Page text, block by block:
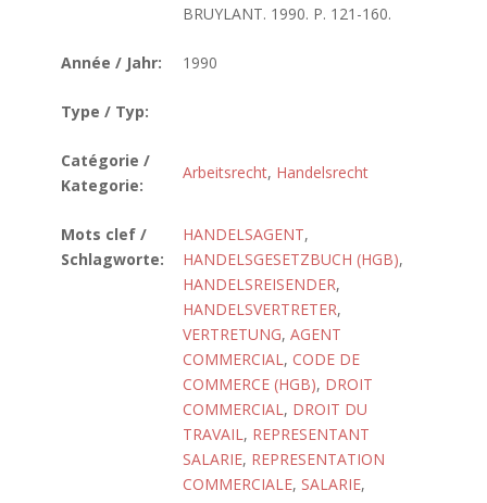
BRUYLANT. 1990. P. 121-160.
Année / Jahr: 1990
Type / Typ:
Catégorie /
Kategorie:
Arbeitsrecht, Handelsrecht
Mots clef /
Schlagworte:
HANDELSAGENT,
HANDELSGESETZBUCH (HGB),
HANDELSREISENDER,
HANDELSVERTRETER,
VERTRETUNG, AGENT
COMMERCIAL, CODE DE
COMMERCE (HGB), DROIT
COMMERCIAL, DROIT DU
TRAVAIL, REPRESENTANT
SALARIE, REPRESENTATION
COMMERCIALE, SALARIE,